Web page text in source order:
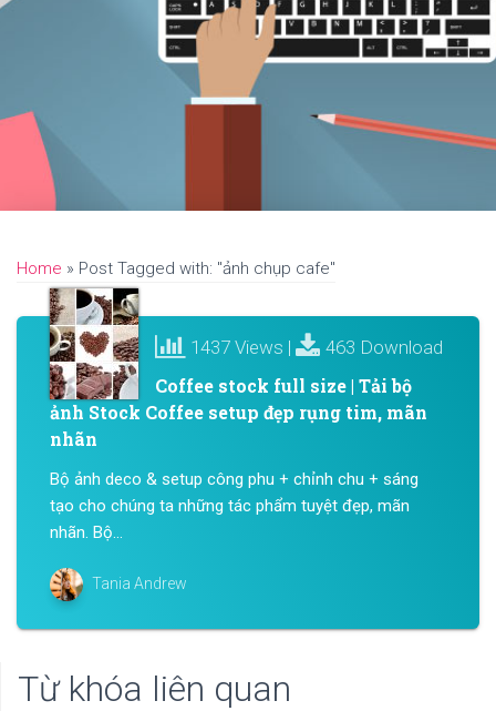
Home » Post Tagged with: "ảnh chụp cafe"
1437 Views | 463 Download
Coffee stock full size | Tải bộ
ảnh Stock Coffee setup đẹp rụng tim, mãn
nhãn
Bộ ảnh deco & setup công phu + chỉnh chu + sáng
tạo cho chúng ta những tác phẩm tuyệt đẹp, mãn
nhãn. Bộ...
Tania Andrew
Từ khóa liên quan